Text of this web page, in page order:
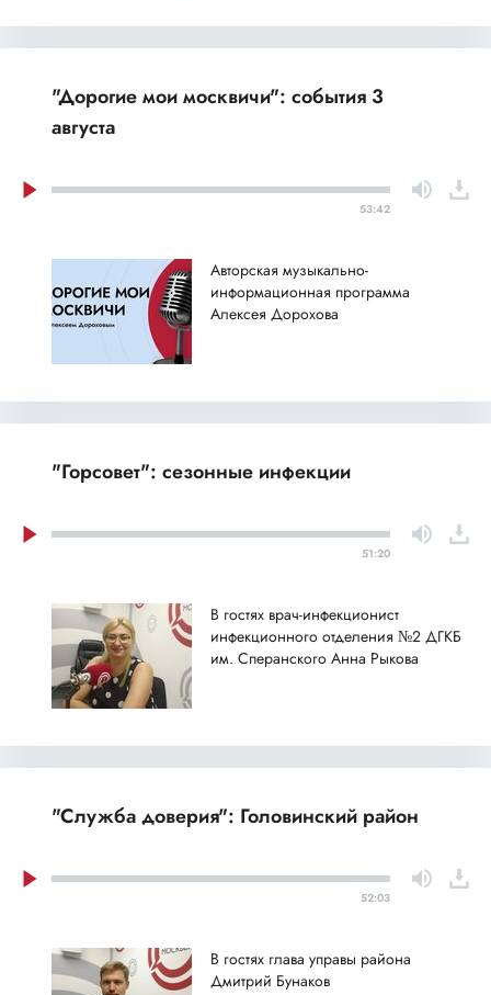
"Дорогие мои москвичи": события 3
августа
53:42
Авторская музыкально-
информационная программа
Алексея Дорохова
"Горсовет": сезонные инфекции
51:20
В гостях врач-инфекционист
инфекционного отделения №2 ДГКБ
им. Сперанского Анна Рыкова
"Служба доверия": Головинский район
52:03
В гостях глава управы района
Дмитрий Бунаков